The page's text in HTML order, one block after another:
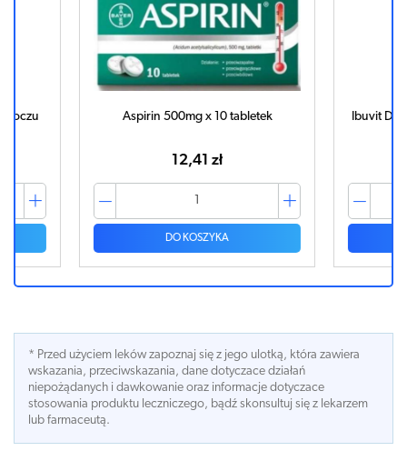
oczu Aspirin 500mg x 10 tabletek
12,41 zł
DO KOSZYKA
Ibuvit D3
* Przed użyciem leków zapoznaj się z jego ulotką, która zawiera
wskazania, przeciwskazania, dane dotyczace działań
niepożądanych i dawkowanie oraz informacje dotyczace
stosowania produktu leczniczego, bądź skonsultuj się z lekarzem
lub farmaceutą.